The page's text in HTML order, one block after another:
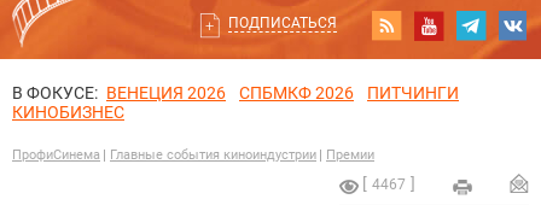
ПОДПИСАТЬСЯ
В ФОКУСЕ: ВЕНЕЦИЯ 2026 СПБМКФ 2026
ПИТЧИНГИ
КИНОБИЗНЕС
ПрофиСинема Главные события киноиндустрии Премии
4467